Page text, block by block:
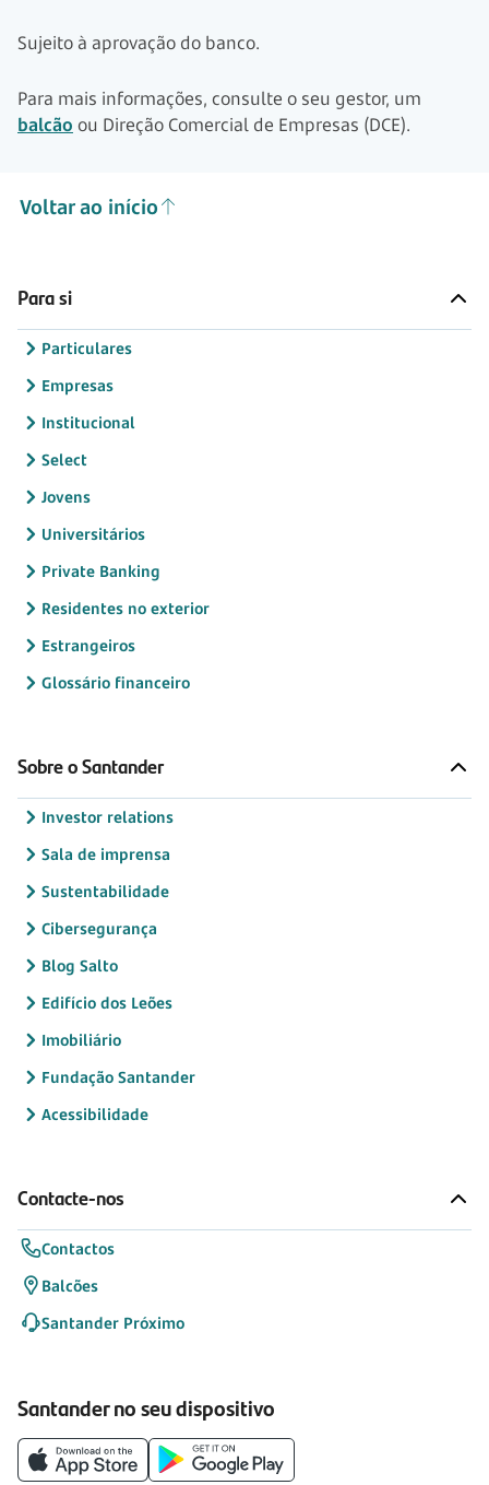
Sujeito à aprovação do banco.
Para mais informações, consulte o seu gestor, um
balcão ou Direção Comercial de Empresas (DCE).
Voltar ao início
Para si
Particulares
Empresas
Institucional
Select
Jovens
Universitários
Private Banking
Residentes no exterior
Estrangeiros
Glossário financeiro
Sobre o Santander
Investor relations
Sala de imprensa
Sustentabilidade
Cibersegurança
Blog Salto
Edifício dos Leões
Imobiliário
Fundação Santander
Acessibilidade
Contacte-nos
Contactos
Balcões
Santander Próximo
Santander no seu dispositivo